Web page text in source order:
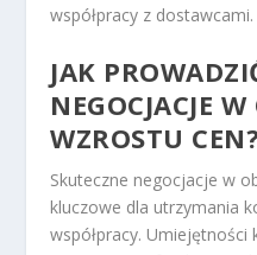
współpracy z dostawcami.
JAK
NEGOCJACJE
WZROSTU
Skuteczne negocjacje w
kluczowe dla utrzymania
współpracy.